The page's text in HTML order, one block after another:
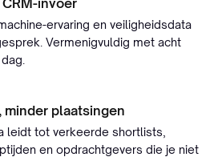
invoer
ervaring en veiligheidsdata
Vermenigvuldig met acht
minder plaatsingen
leidt tot verkeerde shortlists,
en opdrachtgevers die je niet